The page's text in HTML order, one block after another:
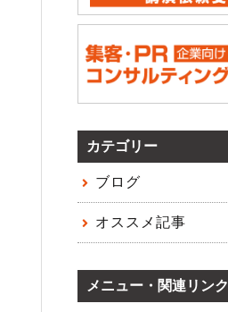
カテゴリー
ブログ
オススメ記事
メニュー・関連リンク